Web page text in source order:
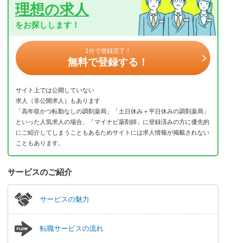
理想の求人
をお探しします！
1分で登録完了！
無料で登録する！
サイト上では公開していない
求人（非公開求人）もあります
「高年収かつ転勤なしの調剤薬局」「土日休み＋平日休みの調剤薬局」
といった人気求人の場合、「マイナビ薬剤師」に登録済みの方に優先的
にご紹介してしまうこともあるためサイトには求人情報が掲載されない
こともあります。
サービスのご紹介
サービスの魅力
転職サービスの流れ